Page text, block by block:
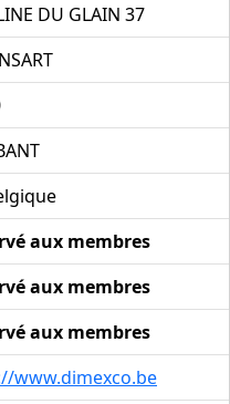
DU GLAIN 37
aux membres
aux membres
aux membres
www.dimexco.be